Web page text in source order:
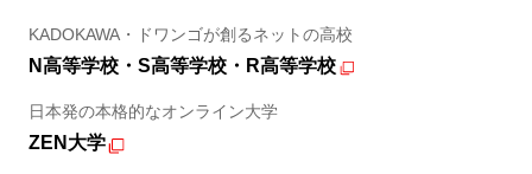
KADOKAWA・ドワンゴが創るネットの高校
N高等学校・S高等学校・R高等学校
日本発の本格的なオンライン大学
ZEN大学